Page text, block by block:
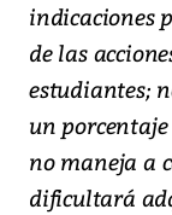
indicaciones
de las
estudiantes;
un
no maneja a
dificultará